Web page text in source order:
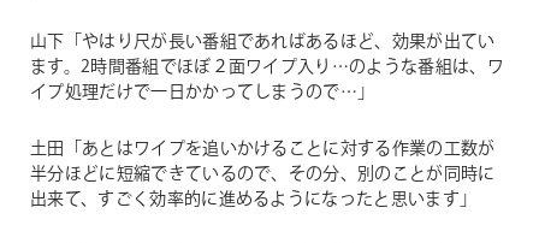
山下「やはり尺が長い番組であればあるほど、効果が出てい
ます。2時間番組でほぼ２面ワイプ入り…のような番組は、ワ
イプ処理だけで一日かかってしまうので…」
土田「あとはワイプを追いかけることに対する作業の工数が
半分ほどに短縮できているので、その分、別のことが同時に
出来て、すごく効率的に進めるようになったと思います」